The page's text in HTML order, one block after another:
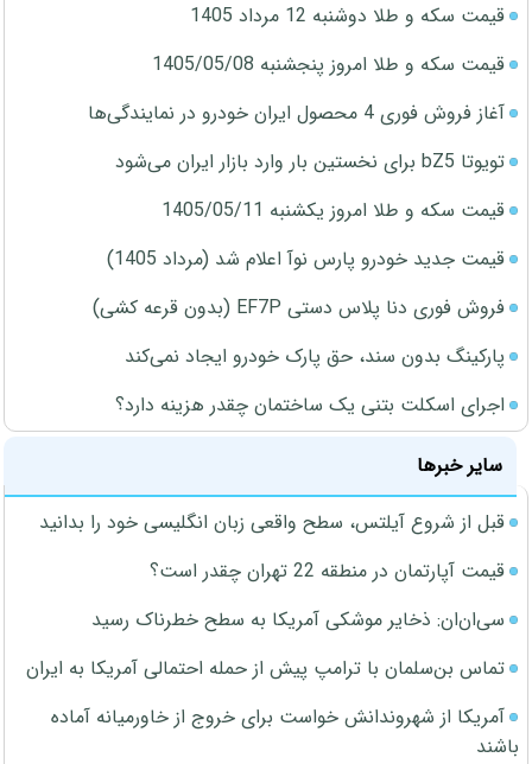
قیمت سکه و طلا دوشنبه 12 مرداد 1405
قیمت سکه و طلا امروز پنجشنبه 1405/05/08
آغاز فروش فوری 4 محصول ایران خودرو در نمایندگی‌ها
تویوتا bZ5 برای نخستین بار وارد بازار ایران می‌شود
قیمت سکه و طلا امروز یکشنبه 1405/05/11
قیمت جدید خودرو پارس نوآ اعلام شد (مرداد 1405)
فروش فوری دنا پلاس دستی EF7P (بدون قرعه کشی)
پارکینگ بدون سند، حق پارک خودرو ایجاد نمی‌کند
اجرای اسکلت بتنی یک ساختمان چقدر هزینه دارد؟
سایر خبرها
قبل از شروع آیلتس، سطح واقعی زبان انگلیسی خود را بدانید
قیمت آپارتمان در منطقه 22 تهران چقدر است؟
سی‌ان‌ان: ذخایر موشکی آمریکا به سطح خطرناک رسید
تماس بن‌سلمان با ترامپ پیش از حمله احتمالی آمریکا به ایران
آمریکا از شهروندانش خواست برای خروج از خاورمیانه آماده
باشند